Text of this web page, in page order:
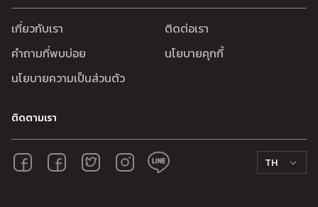
เกี่ยวกับเรา
ติดต่อเรา
คำถามที่พบบ่อย
นโยบายคุกกี้
นโยบายความเป็นส่วนตัว
ติดตามเรา
TH